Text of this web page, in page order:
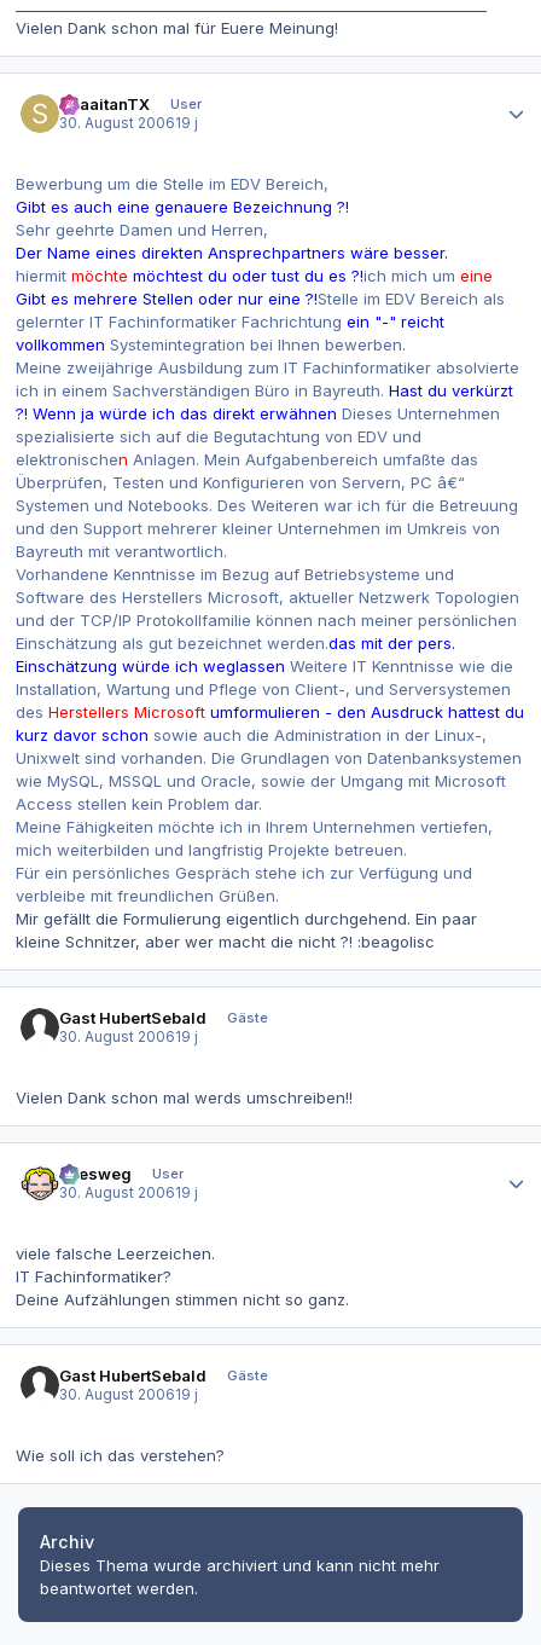
Vielen Dank schon mal für Euere Meinung!
ShaaitanTX
User
30. August 200619 j
Bewerbung um die Stelle im EDV Bereich,
Gibt es auch eine genauere Bezeichnung ?!
Sehr geehrte Damen und Herren,
Der Name eines direkten Ansprechpartners wäre besser.
hiermit möchte möchtest du oder tust du es ?!ich mich um eine
Gibt es mehrere Stellen oder nur eine ?!Stelle im EDV Bereich als
gelernter IT Fachinformatiker Fachrichtung ein "-" reicht
vollkommen Systemintegration bei Ihnen bewerben.
Meine zweijährige Ausbildung zum IT Fachinformatiker absolvierte
ich in einem Sachverständigen Büro in Bayreuth. Hast du verkürzt
?! Wenn ja würde ich das direkt erwähnen Dieses Unternehmen
spezialisierte sich auf die Begutachtung von EDV und
elektronischen Anlagen. Mein Aufgabenbereich umfaßte das
Überprüfen, Testen und Konfigurieren von Servern, PC â€“
Systemen und Notebooks. Des Weiteren war ich für die Betreuung
und den Support mehrerer kleiner Unternehmen im Umkreis von
Bayreuth mit verantwortlich.
Vorhandene Kenntnisse im Bezug auf Betriebsysteme und
Software des Herstellers Microsoft, aktueller Netzwerk Topologien
und der TCP/IP Protokollfamilie können nach meiner persönlichen
Einschätzung als gut bezeichnet werden.das mit der pers.
Einschätzung würde ich weglassen Weitere IT Kenntnisse wie die
Installation, Wartung und Pflege von Client-, und Serversystemen
des Herstellers Microsoft umformulieren - den Ausdruck hattest du
kurz davor schon sowie auch die Administration in der Linux-,
Unixwelt sind vorhanden. Die Grundlagen von Datenbanksystemen
wie MySQL, MSSQL und Oracle, sowie der Umgang mit Microsoft
Access stellen kein Problem dar.
Meine Fähigkeiten möchte ich in Ihrem Unternehmen vertiefen,
mich weiterbilden und langfristig Projekte betreuen.
Für ein persönliches Gespräch stehe ich zur Verfügung und
verbleibe mit freundlichen Grüßen.
Mir gefällt die Formulierung eigentlich durchgehend. Ein paar
kleine Schnitzer, aber wer macht die nicht ?! :beagolisc
Gast HubertSebald
Gäste
30. August 200619 j
Vielen Dank schon mal werds umschreiben!!
allesweg
User
30. August 200619 j
viele falsche Leerzeichen.
IT Fachinformatiker?
Deine Aufzählungen stimmen nicht so ganz.
Gast HubertSebald
Gäste
30. August 200619 j
Wie soll ich das verstehen?
Archiv
Dieses Thema wurde archiviert und kann nicht mehr
beantwortet werden.